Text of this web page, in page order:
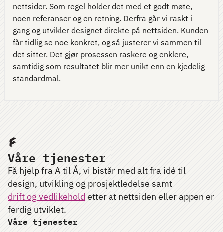
nettsider. Som regel holder det med et godt møte,
noen referanser og en retning. Derfra går vi raskt i
gang og utvikler designet direkte på nettsiden. Kunden
får tidlig se noe konkret, og så justerer vi sammen til
det sitter. Det gjør prosessen raskere og enklere,
samtidig som resultatet blir mer unikt enn en kjedelig
standardmal.
Våre tjenester
Få hjelp fra A til Å, vi bistår med alt fra idé til
design, utvikling og prosjektledelse samt
drift og vedlikehold etter at nettsiden eller appen er
ferdig utviklet.
Våre tjenester